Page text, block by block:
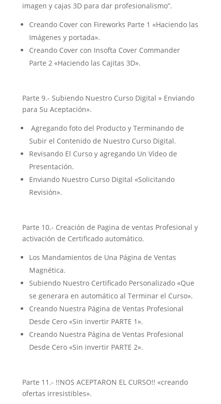
imagen y cajas 3D para dar profesionalismo”.
Creando Cover con Fireworks Parte 1 «Haciendo las
Imágenes y portada».
Creando Cover con Insofta Cover Commander
Parte 2 «Haciendo las Cajitas 3D».
Parte 9.- Subiendo Nuestro Curso Digital » Enviando
para Su Aceptación».
Agregando foto del Producto y Terminando de
Subir el Contenido de Nuestro Curso Digital.
Revisando El Curso y agregando Un Vídeo de
Presentación.
Enviando Nuestro Curso Digital «Solicitando
Revisión».
Parte 10.- Creación de Pagina de ventas Profesional y
activación de Certificado automático.
Los Mandamientos de Una Página de Ventas
Magnética.
Subiendo Nuestro Certificado Personalizado «Que
se generara en automático al Terminar el Curso».
Creando Nuestra Página de Ventas Profesional
Desde Cero «Sin invertir PARTE 1».
Creando Nuestra Página de Ventas Profesional
Desde Cero «Sin invertir PARTE 2».
Parte 11.- !!NOS ACEPTARON EL CURSO!! «creando
ofertas irresistibles».